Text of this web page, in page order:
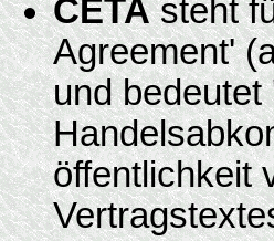
CETAsteht
Agreement'
und
öffentlichkeit